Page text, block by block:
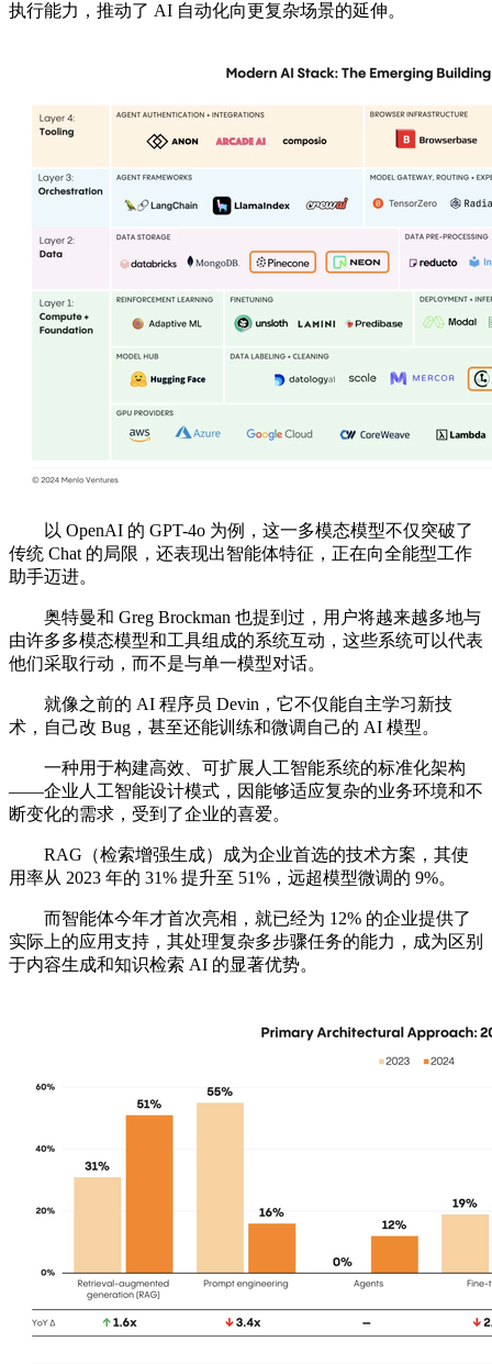
执行能力，推动了 AI 自动化向更复杂场景的延伸。
以 OpenAI 的 GPT-4o 为例，这一多模态模型不仅突破了
传统 Chat 的局限，还表现出智能体特征，正在向全能型工作
助手迈进。
奥特曼和 Greg Brockman 也提到过，用户将越来越多地与
由许多多模态模型和工具组成的系统互动，这些系统可以代表
他们采取行动，而不是与单一模型对话。
就像之前的 AI 程序员 Devin，它不仅能自主学习新技
术，自己改 Bug，甚至还能训练和微调自己的 AI 模型。
一种用于构建高效、可扩展人工智能系统的标准化架构
——企业人工智能设计模式，因能够适应复杂的业务环境和不
断变化的需求，受到了企业的喜爱。
RAG（检索增强生成）成为企业首选的技术方案，其使
用率从 2023 年的 31% 提升至 51%，远超模型微调的 9%。
而智能体今年才首次亮相，就已经为 12% 的企业提供了
实际上的应用支持，其处理复杂多步骤任务的能力，成为区别
于内容生成和知识检索 AI 的显著优势。